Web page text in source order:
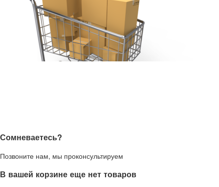
Сомневаетесь?
Позвоните нам, мы проконсультируем
В вашей корзине еще нет товаров